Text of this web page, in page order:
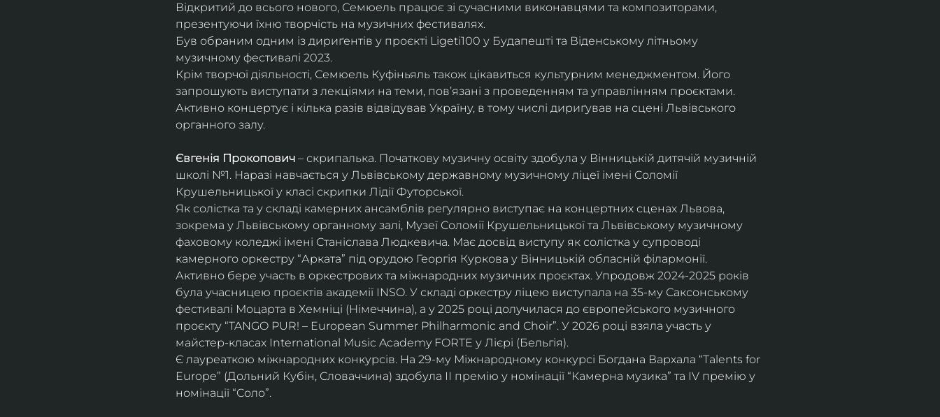
Відкритий до всього нового, Семюель працює зі сучасними виконавцями та композиторами,
презентуючи їхню творчість на музичних фестивалях.
Був обраним одним із дириґентів у проєкті Ligeti100 у Будапешті та Віденському літньому
музичному фестивалі 2023.
Крім творчої діяльності, Семюель Куфіньяль також цікавиться культурним менеджментом. Його
запрошують виступати з лекціями на теми, пов’язані з проведенням та управлінням проєктами.
Активно концертує і кілька разів відвідував Україну, в тому числі дириґував на сцені Львівського
органного залу.
Євгенія Прокопович – скрипалька. Початкову музичну освіту здобула у Вінницькій дитячій музичній
школі №1. Наразі навчається у Львівському державному музичному ліцеї імені Соломії
Крушельницької у класі скрипки Лідії Футорської.
Як солістка та у складі камерних ансамблів регулярно виступає на концертних сценах Львова,
зокрема у Львівському органному залі, Музеї Соломії Крушельницької та Львівському музичному
фаховому коледжі імені Станіслава Людкевича. Має досвід виступу як солістка у супроводі
камерного оркестру “Арката” під орудою Георгія Куркова у Вінницькій обласній філармонії.
Активно бере участь в оркестрових та міжнародних музичних проєктах. Упродовж 2024-2025 років
була учасницею проєктів академії INSO. У складі оркестру ліцею виступала на 35-му Саксонському
фестивалі Моцарта в Хемніці (Німеччина), а у 2025 році долучилася до європейського музичного
проєкту “TANGO PUR! – European Summer Philharmonic and Choir”. У 2026 році взяла участь у
майстер-класах International Music Academy FORTE у Лієрі (Бельгія).
Є лауреаткою міжнародних конкурсів. На 29-му Міжнародному конкурсі Богдана Вархала “Talents for
Europe” (Дольний Кубін, Словаччина) здобула ІІ премію у номінації “Камерна музика” та IV премію у
номінації “Соло”.